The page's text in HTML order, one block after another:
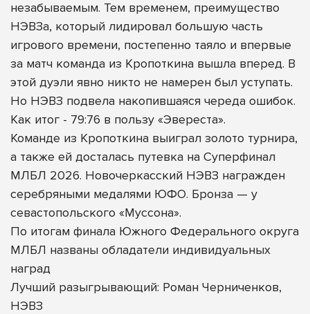
незабываемым. Тем временем, преимущество
НЭВЗа, который лидировал большую часть
игрового времени, постепенно таяло и впервые
за матч команда из Кропоткина вышла вперед. В
этой дуэли явно никто не намерен был уступать.
Но НЭВЗ подвела накопившаяся череда ошибок.
Как итог - 79:76 в пользу «Эвереста».
Команде из Кропоткина выиграл золото турнира,
а также ей досталась путевка на Суперфинал
МЛБЛ 2026. Новочеркасский НЭВЗ награжден
серебряными медалями ЮФО. Бронза — у
севастопольского «Муссона».
По итогам финала Южного Федерального округа
МЛБЛ названы обладатели индивидуальных
наград
Лучший разыгрывающий: Роман Черниченков,
НЭВЗ